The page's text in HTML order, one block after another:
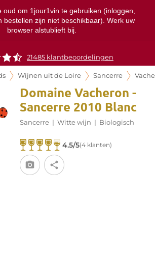
oud om 1jour1vin te gebruiken (inloggen,
bestellen zijn niet beschikbaar). Werk uw
browser alstublieft bij.
21485 klantbeoordelingen
Wijnen uit de Loire Sancerre
Domaine Vacheron -
Sancerre 2010 Blanc
Sancerre | Witte wijn | Biologisch
4.5/5(4 klanten)